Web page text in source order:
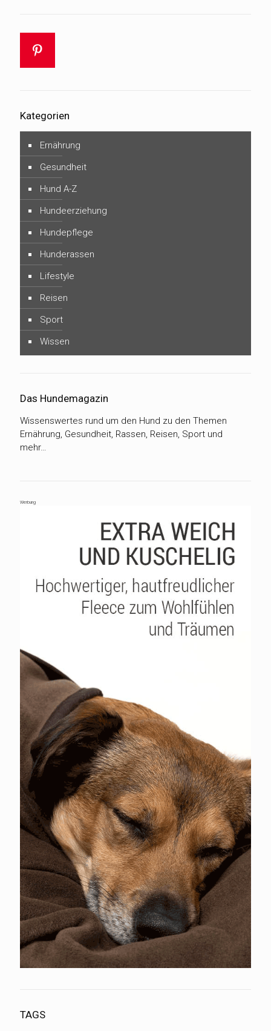
Kategorien
Ernährung
Gesundheit
Hund A-Z
Hundeerziehung
Hundepflege
Hunderassen
Lifestyle
Reisen
Sport
Wissen
Das Hundemagazin
Wissenswertes rund um den Hund zu den Themen
Ernährung, Gesundheit, Rassen, Reisen, Sport und
mehr…
Werbung
TAGS